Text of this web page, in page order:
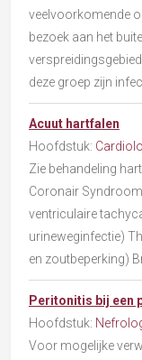
veelvoorkomende
bezoek aan het
deze groep zijn
Acuut hartfalen
Hoofdstuk:
Zie behandeling
Coronair
ventriculaire
urineweginfectie)
en zoutbeperking)
Peritonitis bij een
Hoofdstuk:
Voor mogelijke